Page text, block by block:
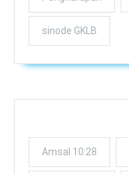
sinode GKLB
Amsal 10:28